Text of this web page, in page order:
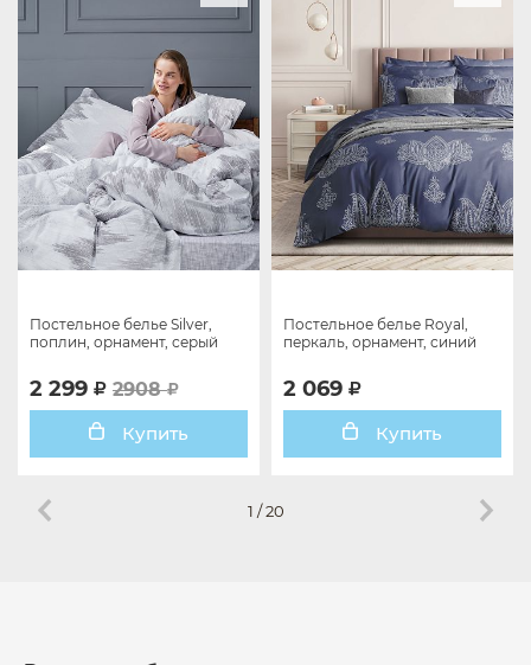
Постельное белье Silver,
поплин, орнамент, серый
2 299
2908
Купить
Постельное белье Royal,
перкаль, орнамент, синий
2 069
Купить
1 /20